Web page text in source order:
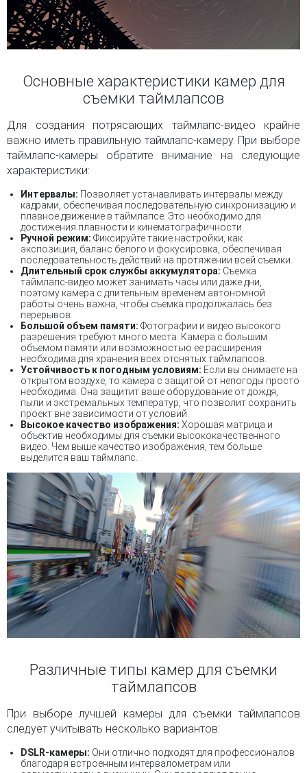
Основные характеристики камер для
съемки таймлапсов
Для создания потрясающих таймлапс-видео крайне
важно иметь правильную таймлапс-камеру. При выборе
таймлапс-камеры обратите внимание на следующие
характеристики:
Интервалы: Позволяет устанавливать интервалы между
кадрами, обеспечивая последовательную синхронизацию и
плавное движение в таймлапсе. Это необходимо для
достижения плавности и кинематографичности.
Ручной режим: Фиксируйте такие настройки, как
экспозиция, баланс белого и фокусировка, обеспечивая
последовательность действий на протяжении всей съемки.
Длительный срок службы аккумулятора: Съемка
таймлапс-видео может занимать часы или даже дни,
поэтому камера с длительным временем автономной
работы очень важна, чтобы съемка продолжалась без
перерывов.
Большой объем памяти: Фотографии и видео высокого
разрешения требуют много места. Камера с большим
объемом памяти или возможностью ее расширения
необходима для хранения всех отснятых таймлапсов.
Устойчивость к погодным условиям: Если вы снимаете на
открытом воздухе, то камера с защитой от непогоды просто
необходима. Она защитит ваше оборудование от дождя,
пыли и экстремальных температур, что позволит сохранить
проект вне зависимости от условий.
Высокое качество изображения: Хорошая матрица и
объектив необходимы для съемки высококачественного
видео. Чем выше качество изображения, тем больше
выделится ваш таймлапс.
Различные типы камер для съемки
таймлапсов
При выборе лучшей камеры для съемки таймлапсов
следует учитывать несколько вариантов:
DSLR-камеры: Они отлично подходят для профессионалов
благодаря встроенным интервалометрам или